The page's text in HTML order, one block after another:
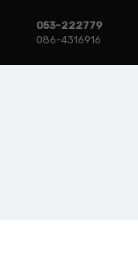
053-222779
086-4316916